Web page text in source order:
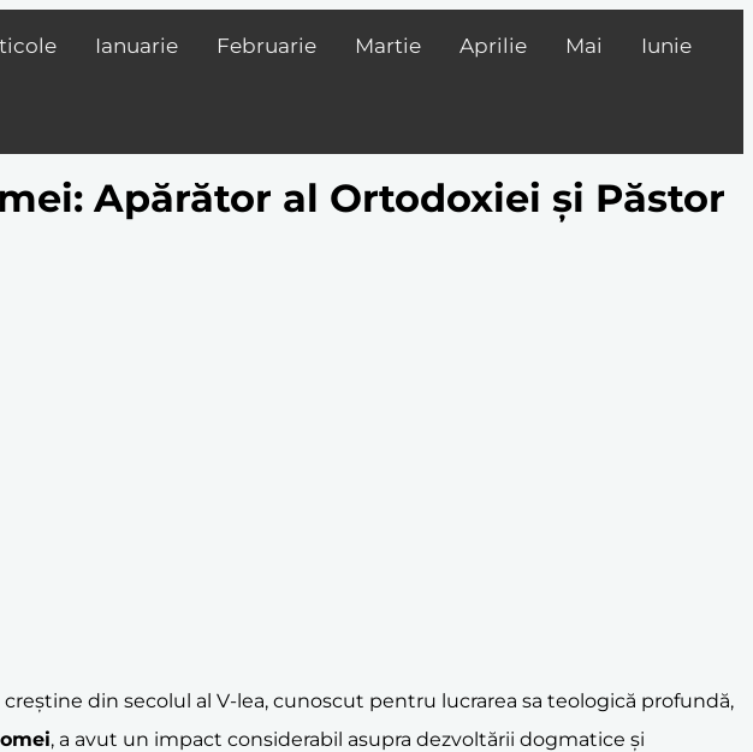
Ianuarie Februarie Martie Aprilie Mai Iunie
Apărător al Ortodoxiei și Păstor
din secolul al V-lea, cunoscut pentru lucrarea sa teologică profundă,
, a avut un impact considerabil asupra dezvoltării dogmatice și